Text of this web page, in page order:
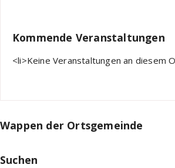
Kommende Veranstaltungen
<li>Keine Veranstaltungen an diesem
Wappen der Ortsgemeinde
Suchen